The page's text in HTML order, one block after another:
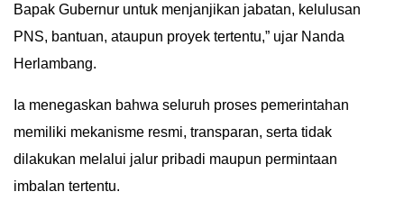
INDEKS
BERITA
Bapak Gubernur untuk menjanjikan jabatan, kelulusan
PNS, bantuan, ataupun proyek tertentu,” ujar Nanda
Herlambang.
Ia menegaskan bahwa seluruh proses pemerintahan
memiliki mekanisme resmi, transparan, serta tidak
dilakukan melalui jalur pribadi maupun permintaan
imbalan tertentu.